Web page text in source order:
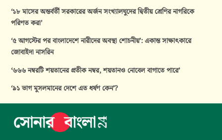
‘১৮ মাসের অন্তর্বর্তী সরকারের অর্জন সংখ্যালঘুদের দ্বিতীয় শ্রেণির নাগরিকে
পরিণত করা’
‘৫ আগস্টের পর বাংলাদেশে নারীদের অবস্থা শোচনীয়’: একান্ত সাক্ষাৎকারে
জোবাইদা নাসরিন
‘৬৬৬ নম্বরটি শয়তানের প্রতীক নম্বর, শয়তানও নোবেল বাগাতে পারে’
‘৯১ ভাগ মুসলমানের দেশে এত ধর্ষণ কেন’?